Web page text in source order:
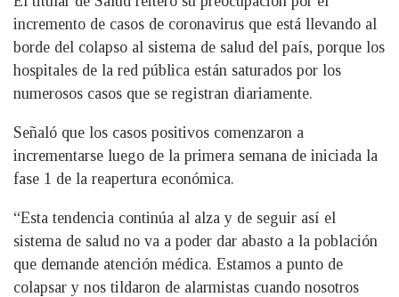
incremento de casos de coronavirus que está llevando al
borde del colapso al sistema de salud del país, porque los
hospitales de la red pública están saturados por los
numerosos casos que se registran diariamente.
Señaló que los casos positivos comenzaron a
incrementarse luego de la primera semana de iniciada la
fase 1 de la reapertura económica.
“Esta tendencia continúa al alza y de seguir así el
sistema de salud no va a poder dar abasto a la población
que demande atención médica. Estamos a punto de
colapsar y nos tildaron de alarmistas cuando nosotros